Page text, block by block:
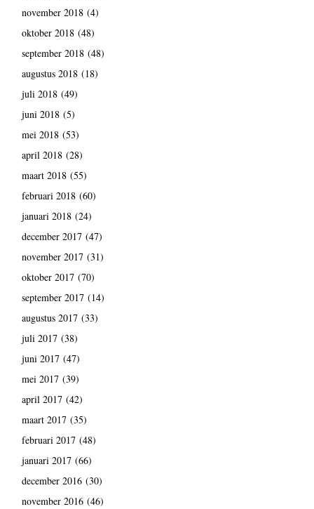
november 2018(4)
oktober 2018(48)
september 2018(48)
augustus 2018(18)
juli 2018(49)
juni 2018(5)
mei 2018(53)
april 2018(28)
maart 2018(55)
februari 2018(60)
januari 2018(24)
december 2017(47)
november 2017(31)
oktober 2017(70)
september 2017(14)
augustus 2017(33)
juli 2017(38)
juni 2017(47)
mei 2017(39)
april 2017(42)
maart 2017(35)
februari 2017(48)
januari 2017(66)
december 2016(30)
november 2016(46)